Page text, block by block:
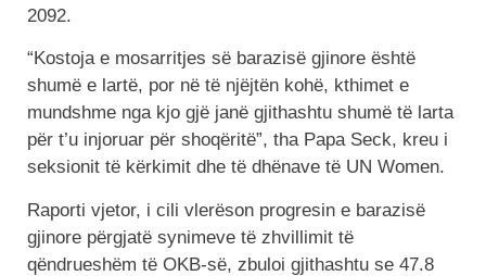
2092.
“Kostoja e mosarritjes së barazisë gjinore është
shumë e lartë, por në të njëjtën kohë, kthimet e
mundshme nga kjo gjë janë gjithashtu shumë të larta
për t’u injoruar për shoqëritë”, tha Papa Seck, kreu i
seksionit të kërkimit dhe të dhënave të UN Women.
Raporti vjetor, i cili vlerëson progresin e barazisë
gjinore përgjatë synimeve të zhvillimit të
qëndrueshëm të OKB-së, zbuloi gjithashtu se 47.8